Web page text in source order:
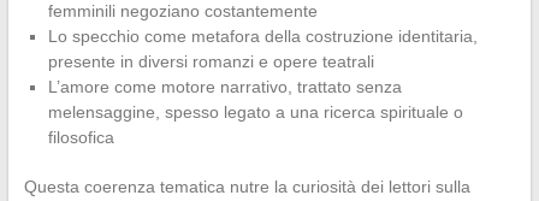
femminili negoziano costantemente
Lo specchio come metafora della costruzione identitaria,
presente in diversi romanzi e opere teatrali
L’amore come motore narrativo, trattato senza
melensaggine, spesso legato a una ricerca spirituale o
filosofica
Questa coerenza tematica nutre la curiosità dei lettori sulla